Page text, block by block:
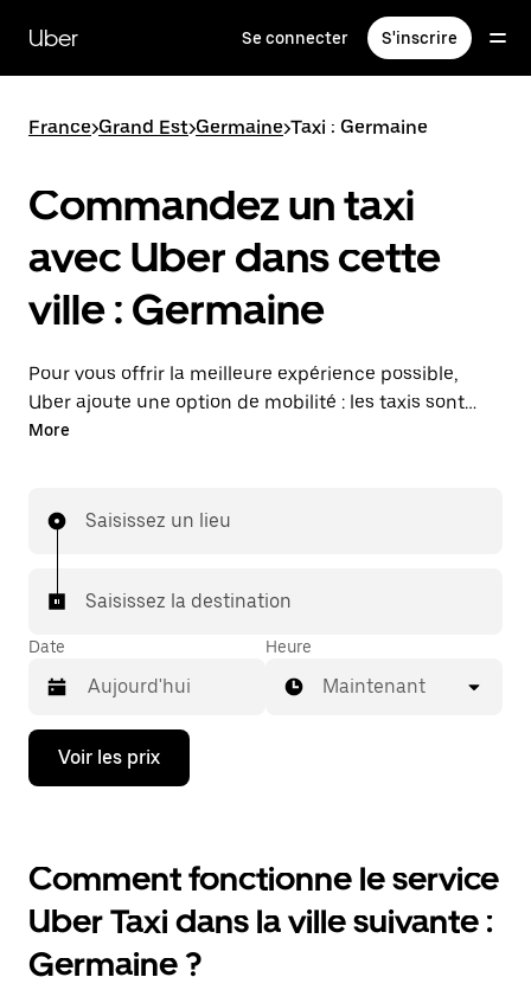
contenu
principal
Uber Se connecter S'inscrire
France>Grand Est>Germaine>Taxi : Germaine
Commandez un taxi
avec Uber dans cette
ville : Germaine
Pour vous offrir la meilleure expérience possible,
Uber ajoute une option de mobilité : les taxis sont
maintenant disponibles dans l'application. Uber Taxi :
More
Saisissez un lieu
Saisissez la destination
Date
Appuyez
la
bas
pour
ouvrir
le
calendrier
et
Heure
Maintenant
Voir les prix
Comment fonctionne le service
Uber Taxi dans la ville suivante :
Germaine ?